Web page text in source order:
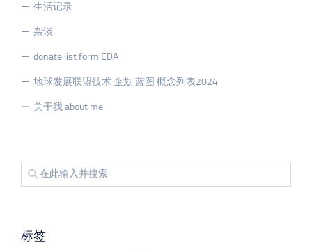
生活记录
杂谈
donate list form EDA
地球发展联盟技术 企划 蓝图 概念列表2024
关于我 about me
标签